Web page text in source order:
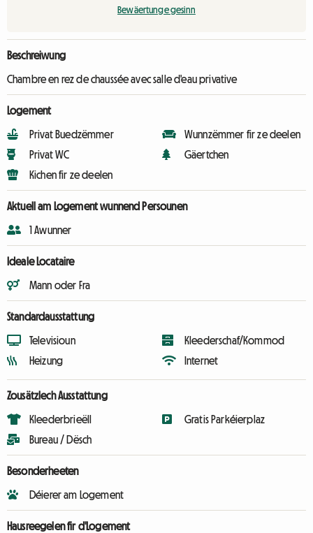
Bewäertunge gesinn
Beschreiwung
Chambre en rez de chaussée avec salle d'eau privative
Logement
Privat Buedzëmmer
Privat WC
Kichen fir ze deelen
Wunnzëmmer fir ze deelen
Gäertchen
Aktuell am Logement wunnend Persounen
1 Awunner
Ideale Locataire
Mann oder Fra
Standardausstattung
Televisioun
Heizung
Kleederschaf/Kommod
Internet
Zousätzlech Ausstattung
Kleederbrieëll
Bureau / Dësch
Gratis Parkéierplaz
Besonderheeten
Déierer am Logement
Hausreegelen fir d'Logement